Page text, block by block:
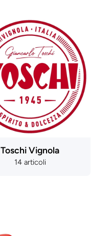
Toschi Vignola
14 articoli